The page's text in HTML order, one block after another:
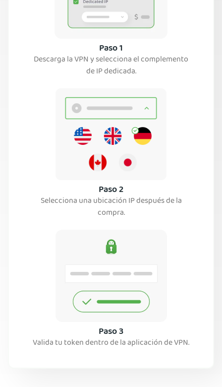
Paso 1
Descarga la VPN y selecciona el complemento
de IP dedicada.
Paso 2
Selecciona una ubicación IP después de la
compra.
Paso 3
Valida tu token dentro de la aplicación de VPN.